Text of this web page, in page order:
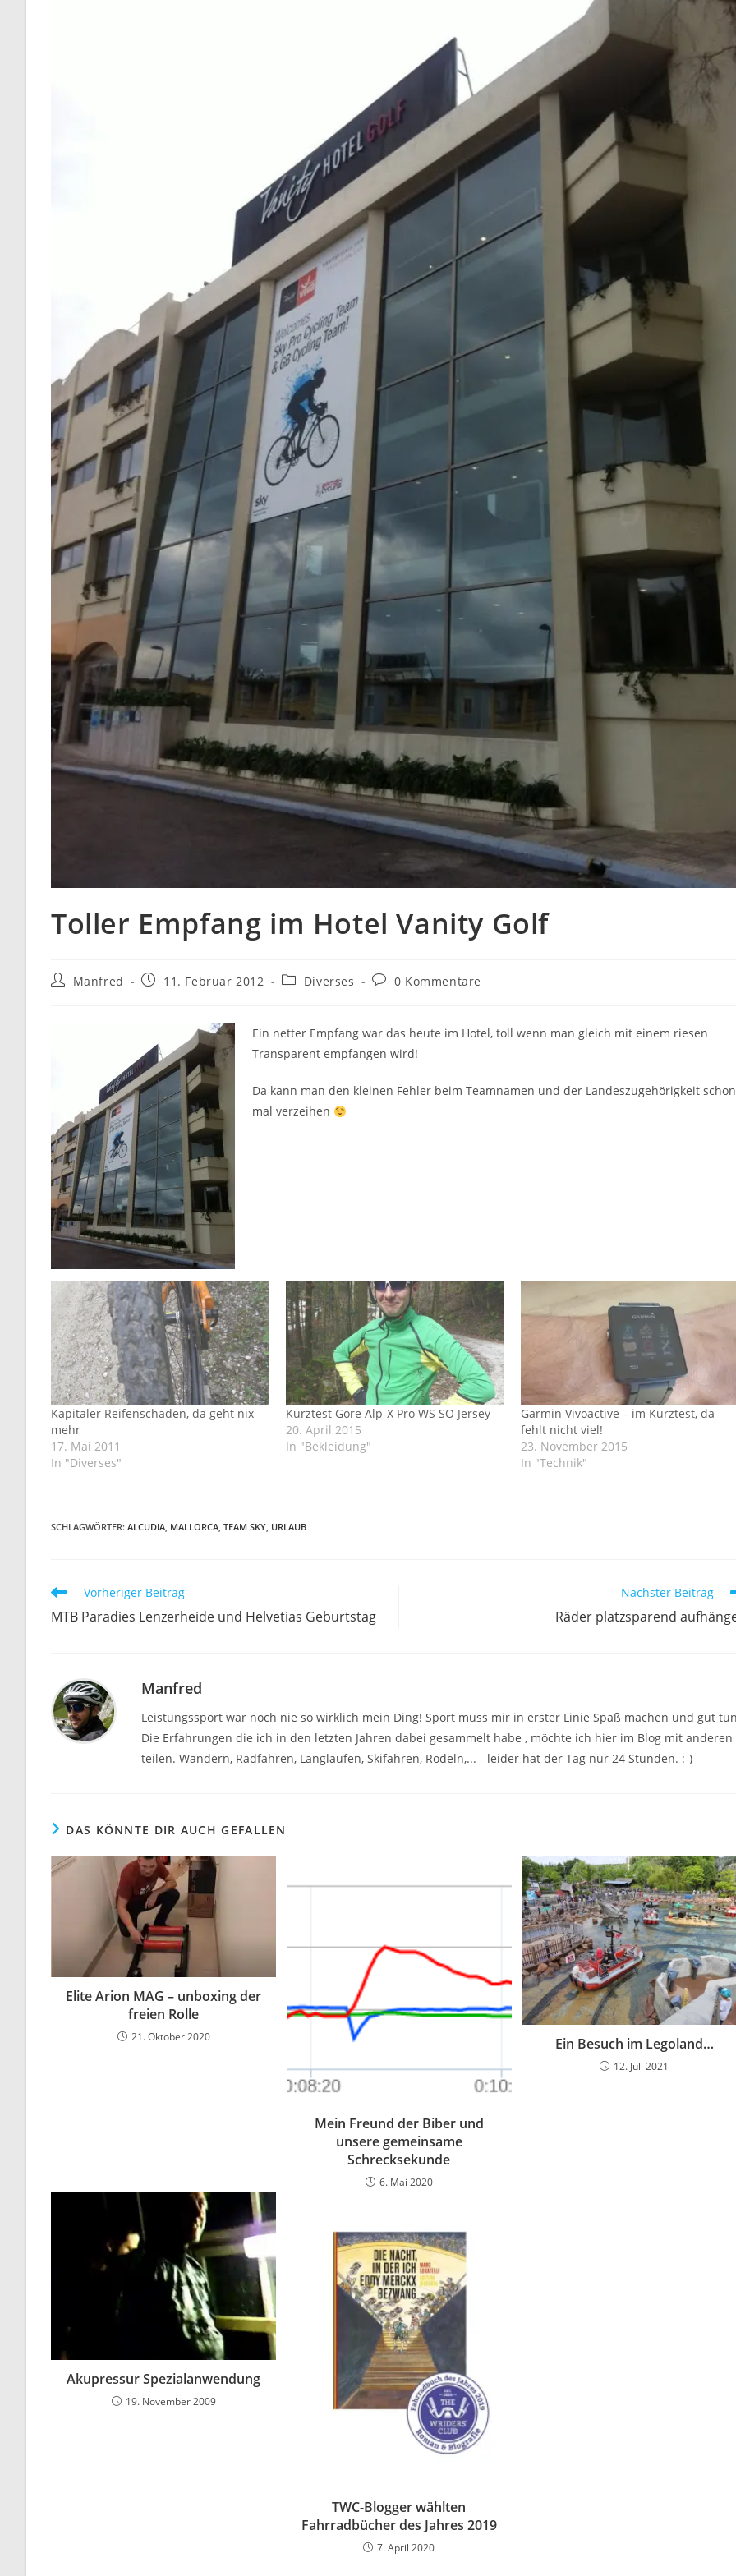
Toller Empfang im Hotel Vanity Golf
Beitrags-
Manfred
Beitrag11. Februar 2012
Beitrags-
Diverses
Beitrags-
0 Kommentare
Ein netter Empfang war das heute im Hotel, toll wenn man gleich mit einem riesen
Transparent empfangen wird!
Da kann man den kleinen Fehler beim Teamnamen und der Landeszugehörigkeit schon
mal verzeihen
Kapitaler Reifenschaden, da geht nix
mehr
17. Mai 2011
In "Diverses"
Kurztest Gore Alp-X Pro WS SO Jersey
20. April 2015
In "Bekleidung"
Garmin Vivoactive – im Kurztest, da
fehlt nicht viel!
23. November 2015
In "Technik"
SCHLAGWÖRTER: ALCUDIA, MALLORCA, TEAM SKY, URLAUB
Weitere
ansehen
Vorheriger Beitrag
MTB Paradies Lenzerheide und Helvetias Geburtstag
Nächster Beitrag
Räder platzsparend
Manfred
Leistungssport war noch nie so wirklich mein Ding! Sport muss mir in erster Linie Spaß machen und gut
Die Erfahrungen die ich in den letzten Jahren dabei gesammelt habe , möchte ich hier im Blog mit anderen
teilen. Wandern, Radfahren, Langlaufen, Skifahren, Rodeln,... - leider hat der Tag nur 24 Stunden. :-)
DAS KÖNNTE DIR AUCH GEFALLEN
Elite Arion MAG – unboxing der
freien Rolle
21. Oktober 2020
Mein Freund der Biber und
unsere gemeinsame
Schrecksekunde
6. Mai 2020
Ein Besuch im Legoland…
12. Juli 2021
Akupressur Spezialanwendung
19. November 2009
TWC-Blogger wählten
Fahrradbücher des Jahres 2019
7. April 2020